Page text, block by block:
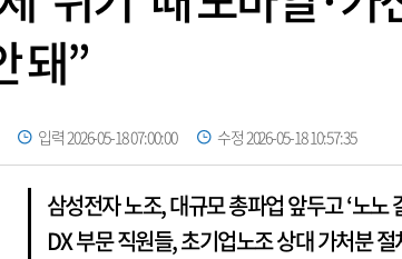
돼”
입력 2026-05-18 07:00:00 수정 2026-05-18 10:57:35
삼성전자 노조, 대규모 총파업 앞두고 ‘노노
DX 부문 직원들, 초기업노조 상대 가처분 절